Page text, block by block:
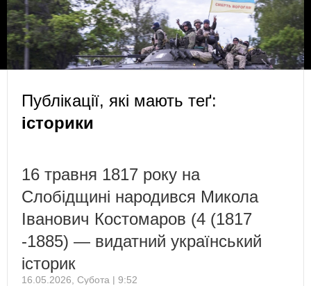
Публікації, які мають теґ:
історики
16 травня 1817 року на
Слобідщині народився Микола
Іванович Костомаров (4 (1817
-1885) — видатний український
історик
16.05.2026, Субота | 9:52